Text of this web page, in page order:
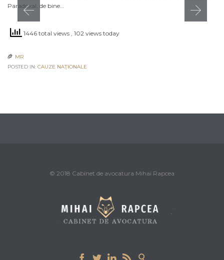
Paradoxal, de bine…
1446 total views , 102 views today
 MR
POSTED IN: CAUZE NAŢIONALE
© 2018 Cabinet de avocatura Mihai Rapcea
    